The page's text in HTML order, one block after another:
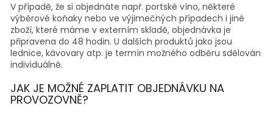
V případě, že si objednáte např. portské víno, některé
výběrové koňaky nebo ve výjimečných případech i jiné
zboží, které máme v externím skladě, objednávka je
připravena do 48 hodin. U dalších produktů jako jsou
lednice, kávovary atp. je termín možného odběru sdělován
individuálně.
JAK JE MOŽNÉ ZAPLATIT OBJEDNÁVKU NA
PROVOZOVNĚ?